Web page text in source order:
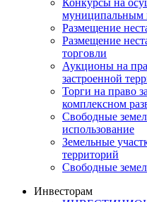
Конкурсы на
муниципальным
Размещение
Размещение
торговли
Аукционы на
застроенной
Торги на право
комплексном
Свободные
использование
Земельные
территорий
Свободные
Инвесторам